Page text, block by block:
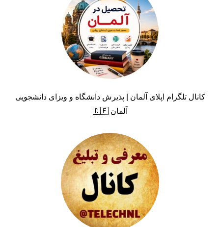
کانال تلگرام اپلای آلمان | پذیرش دانشگاه و ویزای دانشجویی
آلمان 🇩🇪